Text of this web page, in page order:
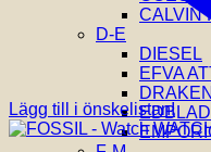
CALVIN
D-E
DIESEL
EFVA
EDBLAD
Lägg till i önskelistan!